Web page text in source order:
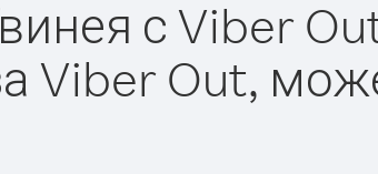
с Viber
Viber Out,